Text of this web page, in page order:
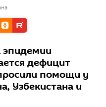
эпидемии
дефицит
помощи у
Узбекистана и